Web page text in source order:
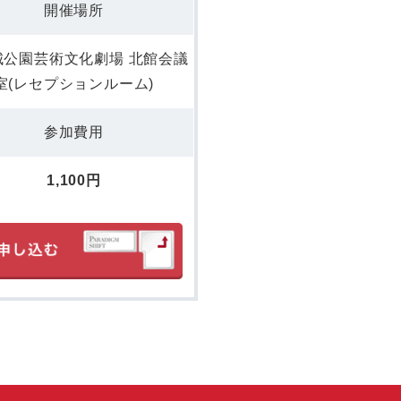
開催場所
公園芸術文化劇場 北館会議
(レセプションルーム)
参加費用
1,100円